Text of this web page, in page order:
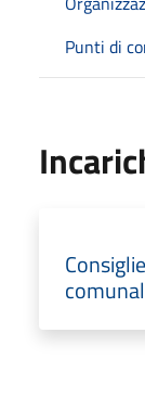
Punti di